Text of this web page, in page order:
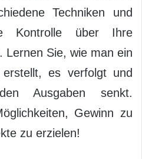
Techniken und
Kontrolle über Ihre
Lernen Sie, wie man ein
erstellt, es verfolgt und
Ausgaben senkt.
Gewinn zu
zu erzielen!